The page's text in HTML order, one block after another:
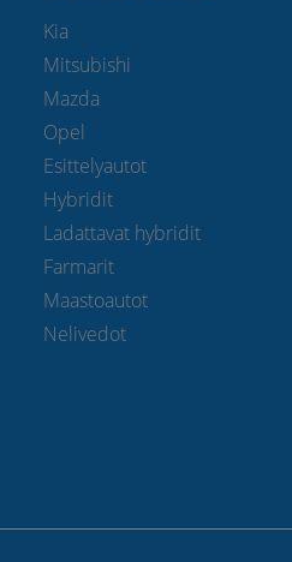
Kia
Mitsubishi
Mazda
Opel
Esittelyautot
Hybridit
Ladattavat hybridit
Farmarit
Maastoautot
Nelivedot